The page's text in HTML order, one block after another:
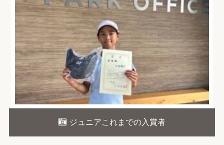
ジュニアこれまでの入賞者